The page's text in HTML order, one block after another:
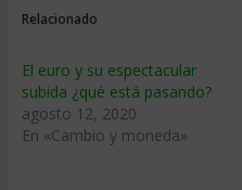
Relacionado
El euro y su espectacular
subida ¿qué está pasando?
agosto 12, 2020
En «Cambio y moneda»